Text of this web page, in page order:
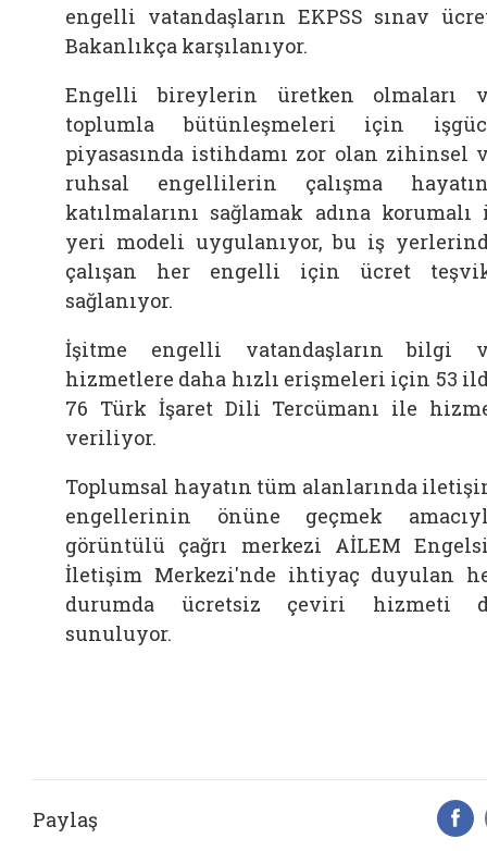
engelli vatandaşların EKPSS sınav
Bakanlıkça karşılanıyor.
Engelli bireylerin üretken olmaları
toplumla bütünleşmeleri için
piyasasında istihdamı zor olan zihinsel
ruhsal engellilerin çalışma
katılmalarını sağlamak adına korumalı
yeri modeli uygulanıyor, bu iş
çalışan her engelli için ücret
sağlanıyor.
İşitme engelli vatandaşların bilgi
hizmetlere daha hızlı erişmeleri için 53
76 Türk İşaret Dili Tercümanı ile
veriliyor.
Toplumsal hayatın tüm alanlarında
engellerinin önüne geçmek
görüntülü çağrı merkezi AİLEM
İletişim Merkezi'nde ihtiyaç duyulan
durumda ücretsiz çeviri hizmeti
sunuluyor.
Paylaş